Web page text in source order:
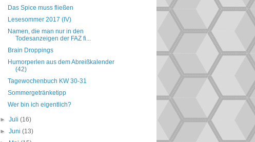
Das Spice muss fließen
Lesesommer 2017 (IV)
Namen, die man nur in den
Todesanzeigen der FAZ fi...
Brain Droppings
Humorperlen aus dem Abreißkalender
(42)
Tagewochenbuch KW 30-31
Sommergetränketipp
Wer bin ich eigentlich?
►Juli(16)
►Juni(13)